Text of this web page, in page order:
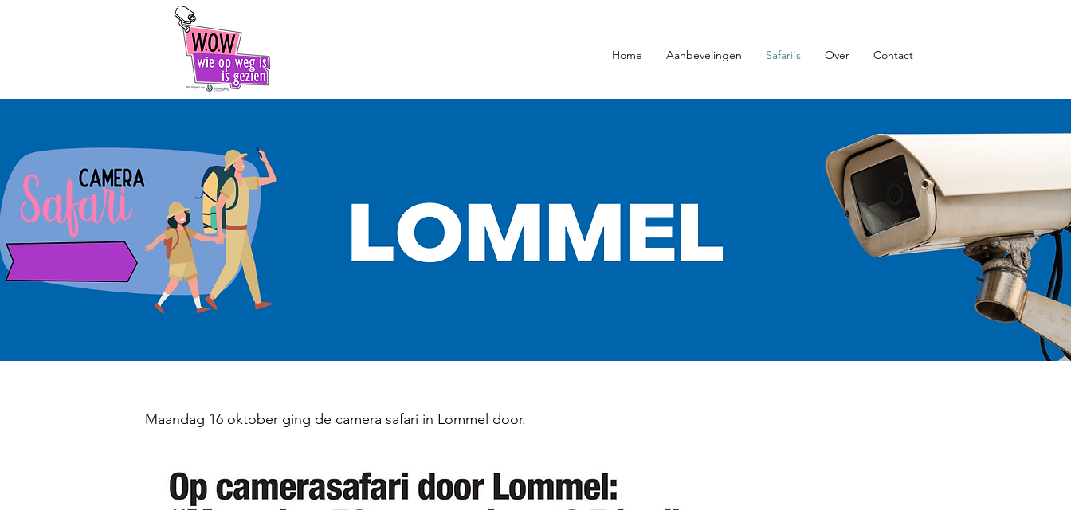
Home Aanbevelingen Safari's Over Contact
Maandag 16 oktober ging de camera safari in Lommel door.